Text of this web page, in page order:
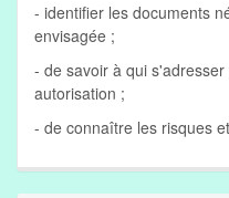
- identifier les documents
envisagée ;
- de savoir à qui
autorisation ;
- de connaître les risques